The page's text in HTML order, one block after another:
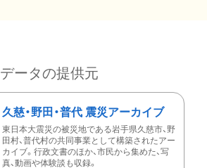
データの提供元
久慈・野田・普代 震災アーカイブ
東日本大震災の被災地である岩手県久慈市、野
田村、普代村の共同事業として構築されたアー
カイブ。行政文書のほか、市民から集めた、写
真、動画や体験談も収録。